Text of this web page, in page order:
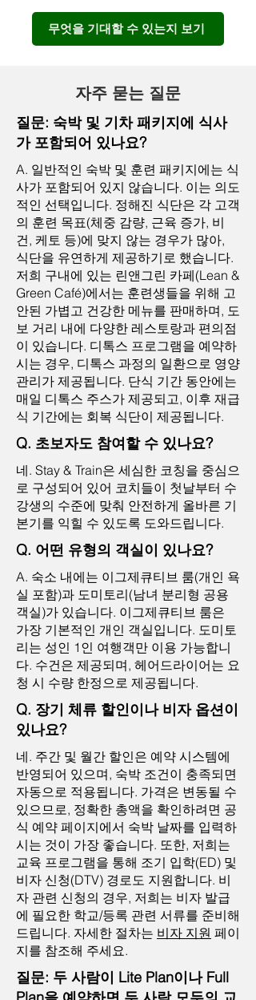
무엇을 기대할 수 있는지 보기
자주 묻는 질문
질문: 숙박 및 기차 패키지에 식사
가 포함되어 있나요?
A. 일반적인 숙박 및 훈련 패키지에는 식
사가 포함되어 있지 않습니다. 이는 의도
적인 선택입니다. 정해진 식단은 각 고객
의 훈련 목표(체중 감량, 근육 증가, 비
건, 케토 등)에 맞지 않는 경우가 많아,
식단을 유연하게 제공하기로 했습니다.
저희 구내에 있는 린앤그린 카페(Lean &
Green Café)에서는 훈련생들을 위해 고
안된 가볍고 건강한 메뉴를 판매하며, 도
보 거리 내에 다양한 레스토랑과 편의점
이 있습니다. 디톡스 프로그램을 예약하
시는 경우, 디톡스 과정의 일환으로 영양
관리가 제공됩니다. 단식 기간 동안에는
매일 디톡스 주스가 제공되고, 이후 재급
식 기간에는 회복 식단이 제공됩니다.
Q. 초보자도 참여할 수 있나요?
네. Stay & Train은 세심한 코칭을 중심으
로 구성되어 있어 코치들이 첫날부터 수
강생의 수준에 맞춰 안전하게 올바른 기
본기를 익힐 수 있도록 도와드립니다.
Q. 어떤 유형의 객실이 있나요?
A. 숙소 내에는 이그제큐티브 룸(개인 욕
실 포함)과 도미토리(남녀 분리형 공용
객실)가 있습니다. 이그제큐티브 룸은
가장 기본적인 개인 객실입니다. 도미토
리는 성인 1인 여행객만 이용 가능합니
다. 수건은 제공되며, 헤어드라이어는 요
청 시 수량 한정으로 제공됩니다.
Q. 장기 체류 할인이나 비자 옵션이
있나요?
네. 주간 및 월간 할인은 예약 시스템에
반영되어 있으며, 숙박 조건이 충족되면
자동으로 적용됩니다. 가격은 변동될 수
있으므로, 정확한 총액을 확인하려면 공
식 예약 페이지에서 숙박 날짜를 입력하
시는 것이 가장 좋습니다. 또한, 저희는
교육 프로그램을 통해 조기 입학(ED) 및
비자 신청(DTV) 경로도 지원합니다. 비
자 관련 신청의 경우, 저희는 비자 발급
에 필요한 학교/등록 관련 서류를 준비해
드립니다. 자세한 절차는 비자 지원 페이
지를 참조해 주세요.
질문: 두 사람이 Lite Plan이나 Full